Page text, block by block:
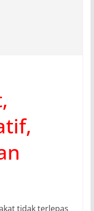
tidak terlepas